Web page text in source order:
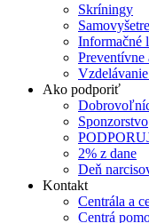
Skríningy
Informačné
Ako podporiť
Sponzorstvo
2% z dane
Deň
Kontakt
Centrála a
Centrá